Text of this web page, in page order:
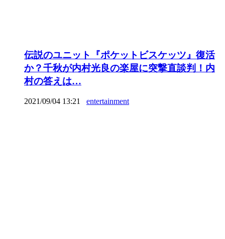
伝説のユニット『ポケットビスケッツ』復活
か？千秋が内村光良の楽屋に突撃直談判！内
村の答えは…
2021/09/04 13:21 entertainment